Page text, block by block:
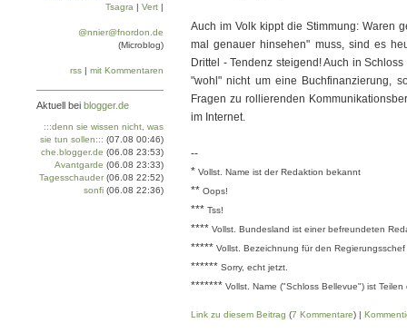
Auch im Volk kippt die Stimmung: Waren
mal genauer hinsehen" muss, sind es
Drittel - Tendenz steigend! Auch in
"wohl" nicht um eine Buchfinanzierung,
Fragen zu rollierenden
im Internet.
--
* Vollst. Name ist der Redaktion bekannt
** Oops!
*** Tss!
**** Vollst. Bundesland ist einer befreundeten
***** Vollst. Bezeichnung für den
****** Sorry, echt jetzt.
******* Vollst. Name ("Schloss Bellevue") ist
Link zu diesem Beitrag (7 Kommentare) |
Tsa­gra | Vert |
@nnier@fnordon.de
(Microblog)
rss | mit Kommentaren
Aktuell bei blogger.de
:::denn sie wissen nicht, was
sie tun sollen::: (07.08 00:46)
che.blogger.de (06.08 23:53)
Avantgarde (06.08 23:33)
Tagesschauder (06.08 22:52)
sonfi (06.08 22:36)